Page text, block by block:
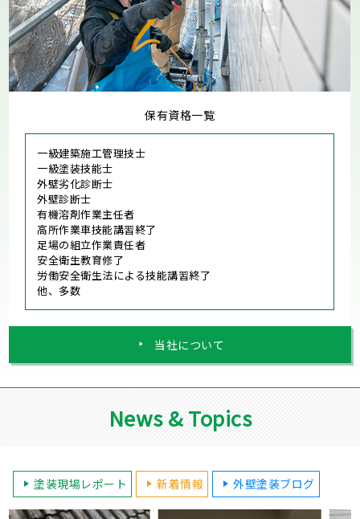
保有資格一覧
一級建築施工管理技士
一級塗装技能士
外壁劣化診断士
外壁診断士
有機溶剤作業主任者
高所作業車技能講習終了
足場の組立作業責任者
安全衛生教育修了
労働安全衛生法による技能講習終了
他、多数
当社について
News & Topics
塗装現場レポート 新着情報 外壁塗装ブログ